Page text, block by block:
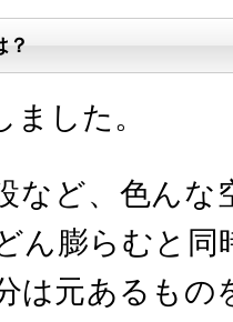
？
した。
など、色んな
ん膨らむと同
は元あるもの